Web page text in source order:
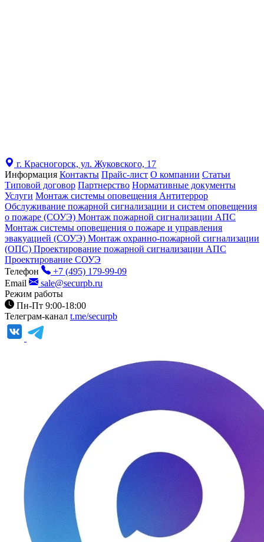
г. Красногорск, ул. Жуковского, 17
Информация Контакты Прайс-лист О компании Статьи
Типовой договор Партнерство Нормативные документы
Услуги Монтаж системы оповещения Антитеррор
Обслуживание пожарной сигнализации и систем оповещения
о пожаре (СОУЭ) Монтаж пожарной сигнализации АПС
Монтаж системы оповещения о пожаре и управления
эвакуацией (СОУЭ) Монтаж охранно-пожарной сигнализации
(ОПС) Проектирование пожарной сигнализации АПС
Проектирование СОУЭ
Телефон
+7 (495) 179-99-09
Email
sale@securpb.ru
Режим работы
Пн-Пт 9:00-18:00
Телеграм-канал t.me/securpb